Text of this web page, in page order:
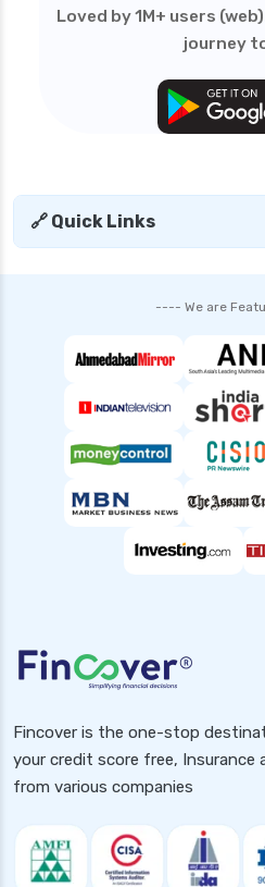
mediclaim health insurance
mediclaim vs health
need of health insurance
personal accident health
senior citizen health
tax benefit of health
types of health insurance
waiting period in health
health insurance
Popular Searches
Health Insurance for
Health Insurance for Pcod
Health Insurance for
Health Insurance for
Health Insurance for
Loved by 1M+ users
journey
🔗 Quick Links
---- We are
Fincover is the one-stop
your credit score free, Insurance
from various companies